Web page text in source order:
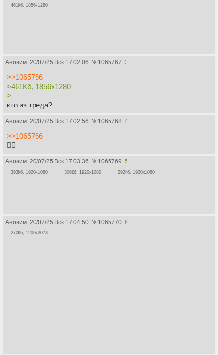
461Кб, 1856x1280
Аноним 20/07/25 Вск 17:02:06 №1065767 3
>>1065766
>461Кб, 1856x1280
>
кто из треда?
Аноним 20/07/25 Вск 17:02:56 №1065768 4
>>1065766
👍🏻
Аноним 20/07/25 Вск 17:03:36 №1065769 5
393Кб, 1920x1080 306Кб, 1920x1080 292Кб, 1920x1080
Аноним 20/07/25 Вск 17:04:50 №1065770 6
270Кб, 1200x2073